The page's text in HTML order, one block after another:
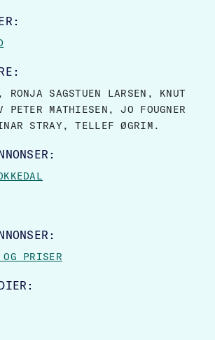
RONJA SAGSTUEN LARSEN, KNUT
PETER MATHIESEN, JO FOUGNER
STRAY, TELLEF ØGRIM.
OG PRISER